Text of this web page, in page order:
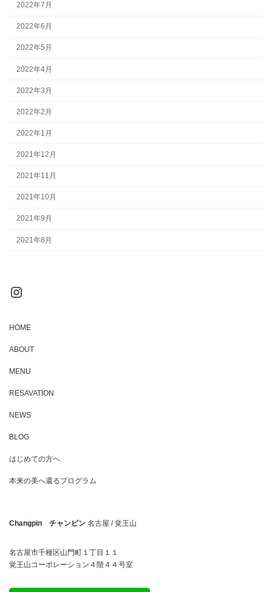
2022年7月
2022年6月
2022年5月
2022年4月
2022年3月
2022年2月
2022年1月
2021年12月
2021年11月
2021年10月
2021年9月
2021年8月
Instagram
HOME
ABOUT
MENU
RESAVATION
NEWS
BLOG
はじめての方へ
本来の美へ還るプログラム
Changpin チャンピン 名古屋 / 覚王山
名古屋市千種区山門町１丁目１１
覚王山コーポレーション４階４４号室